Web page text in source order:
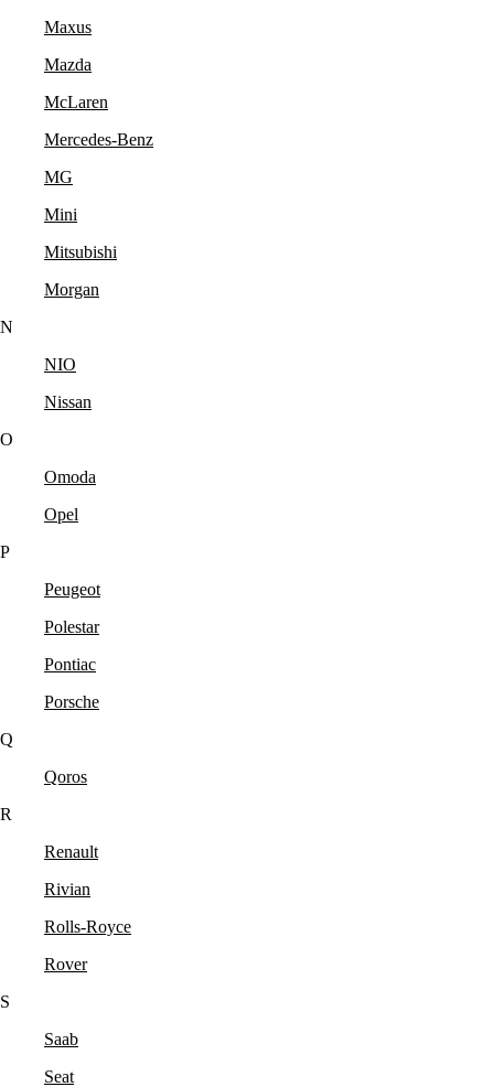
Maxus
Mazda
McLaren
Mercedes-Benz
MG
Mini
Mitsubishi
Morgan
N
NIO
Nissan
O
Omoda
Opel
P
Peugeot
Polestar
Pontiac
Porsche
Q
Qoros
R
Renault
Rivian
Rolls-Royce
Rover
S
Saab
Seat